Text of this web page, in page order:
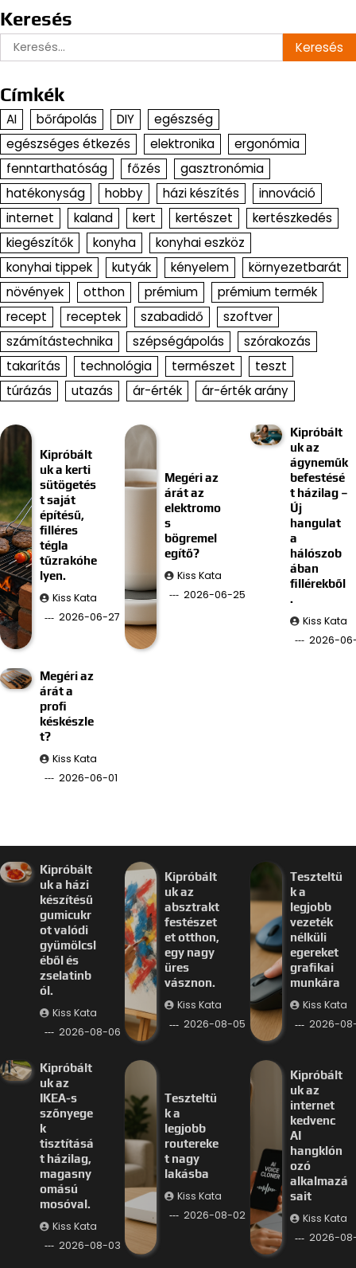
Keresés
Keresés:
Címkék
AI bőrápolás DIY
egészség
egészséges étkezés
elektronika
ergonómia
fenntarthatóság
főzés
gasztronómia
hatékonyság
hobby házi készítés
innováció
internet
kaland kert kertészet
kertészkedés
kiegészítők
konyha
konyhai eszköz
konyhai tippek
kutyák kényelem
környezetbarát
növények
otthon prémium
prémium termék
recept
receptek szabadidő
szoftver
számítástechnika
szépségápolás
szórakozás
takarítás
technológia természet
teszt
túrázás
utazás ár-érték ár-érték arány
Kipróbált
uk a kerti
sütögetés
t saját
építésű,
filléres
tégla
tűzrakóhe
lyen.
Kiss Kata
2026-06-27
Megéri az
árát az
elektromo
s
bögremel
egítő?
Kiss Kata
2026-06-25
Kipróbált
uk az
ágyneműk
befestésé
t házilag –
Új
hangulat
a
hálószob
ában
fillérekből
.
Kiss Kata
2026-
Megéri az
árát a
profi
késkészle
t?
Kiss Kata
2026-06-01
Kipróbált
uk a házi
készítésű
gumicukr
ot valódi
gyümölcsl
éből és
zselatinb
ól.
Kiss Kata
2026-08-06
Kipróbált
uk az
absztrakt
festészet
et otthon,
egy nagy
üres
vásznon.
Kiss Kata
2026-08-05
Teszteltü
k a
legjobb
vezeték
nélküli
egereket
grafikai
munkára
Kiss Kata
2026-
Kipróbált
uk az
IKEA-s
szőnyege
k
tisztításá
t házilag,
magasny
omású
mosóval.
Kiss Kata
2026-08-03
Teszteltü
k a
legjobb
routereke
t nagy
lakásba
Kiss Kata
2026-08-02
Kipróbált
uk az
internet
kedvenc
AI
hangklón
ozó
alkalmazá
sait
Kiss Kata
2026-